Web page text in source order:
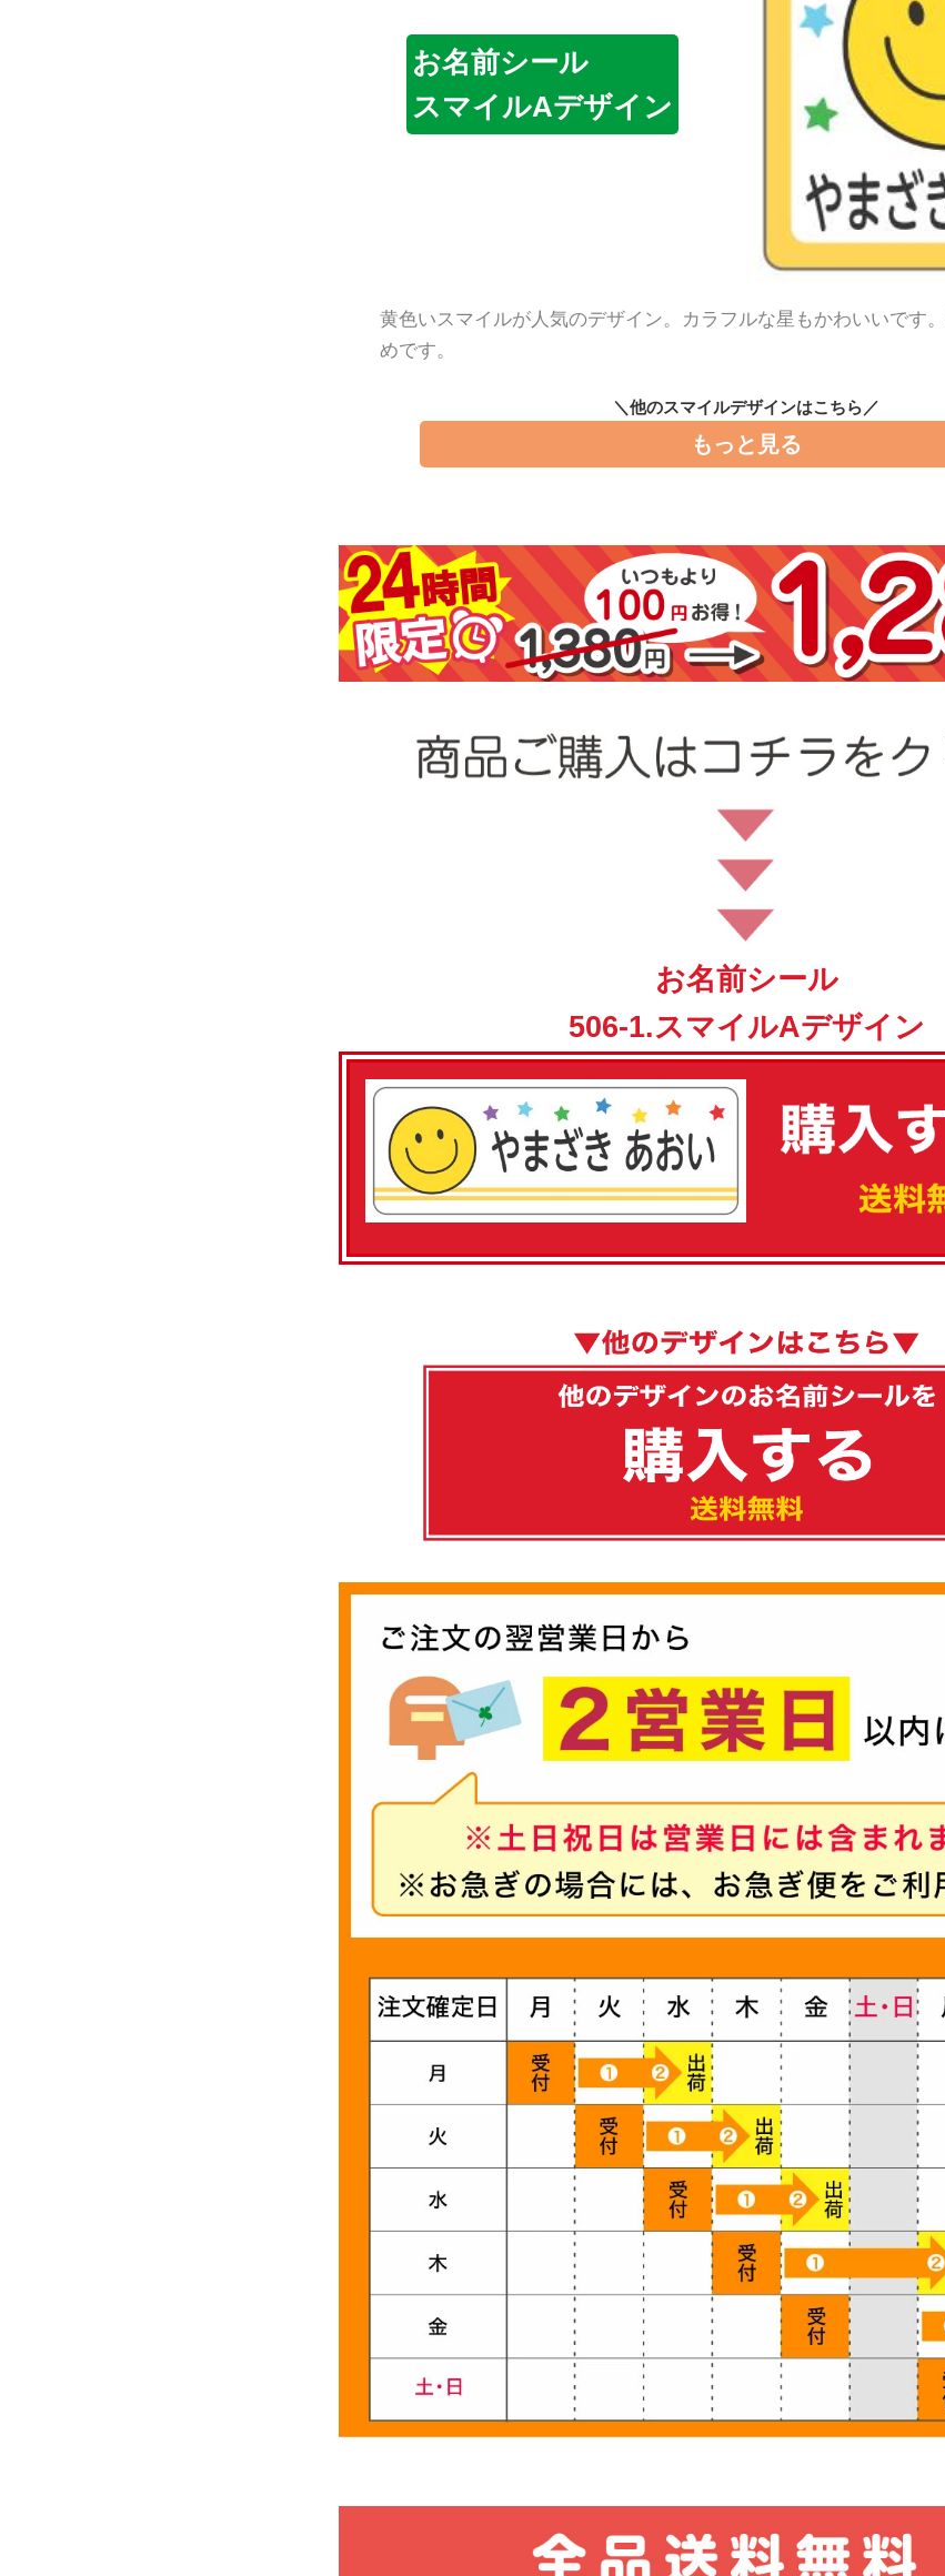
お名前シール
スマイルAデザイン
黄色いスマイルが人気のデザイン。カラフルな星もかわいいです
めです。
＼他のスマイルデザインはこちら／
もっと見る
お名前シール
506-1.スマイルAデザイン